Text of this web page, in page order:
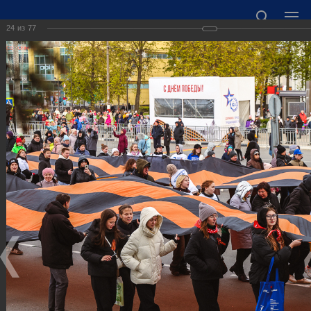
ОФИЦИАЛЬНЫЙ САЙТ АДМИНИСТРАЦИИ
ГОРОДСКОГО ОКРУГА ГОРОД ДЗЕРЖИНСК
НИЖЕГОРОДСКОЙ ОБЛАСТИ
Точный прогноз погоды в Дзержинске
https://world-weather.ru/informers/
🛜Карта WiFi🛜
606000 Нижегородская область, г. Дзержинск,
пл. Дзержинского, д. 1
24 из 77